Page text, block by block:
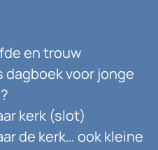
en trouw
dagboek voor jonge
kerk (slot)
de kerk… ook kleine